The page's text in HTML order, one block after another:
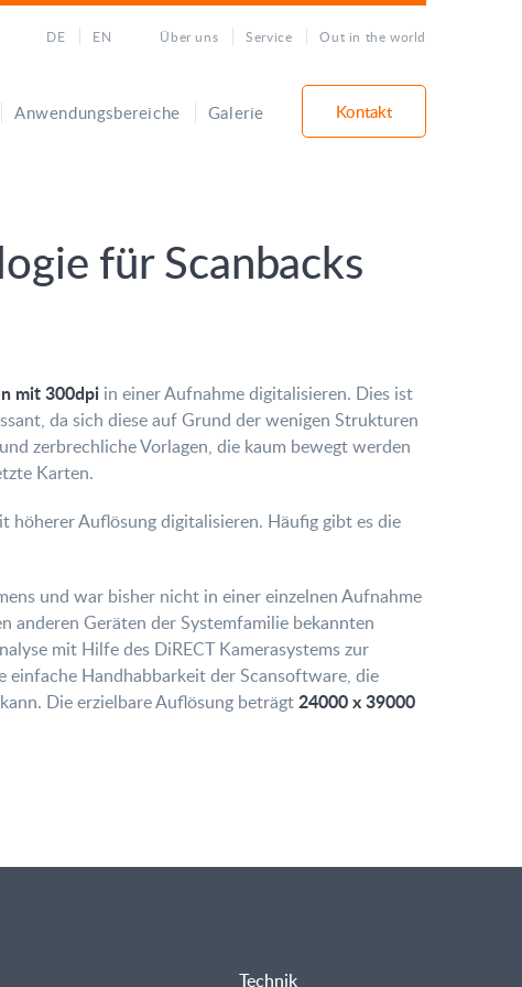
DE EN Über uns Service Out in the world
Anwendungsbereiche Galerie Kontakt
für Scanbacks
mit 300dpi in einer Aufnahme digitalisieren. Dies ist
da sich diese auf Grund der wenigen Strukturen
zerbrechliche Vorlagen, die kaum bewegt werden
Karten.
höherer Auflösung digitalisieren. Häufig gibt es die
und war bisher nicht in einer einzelnen Aufnahme
anderen Geräten der Systemfamilie bekannten
mit Hilfe des DiRECT Kamerasystems zur
Handhabbarkeit der Scansoftware, die
Die erzielbare Auflösung beträgt24000 x 39000
Technik